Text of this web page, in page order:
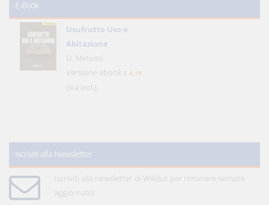
E-Book
Usufrutto Uso e
Abitazione
D. Minussi
Versione ebook € 4,19
(iva incl.)
Iscriviti alla Newsletter
Iscriviti alla newsletter di WikiJus per rimanere sempre
aggiornato!